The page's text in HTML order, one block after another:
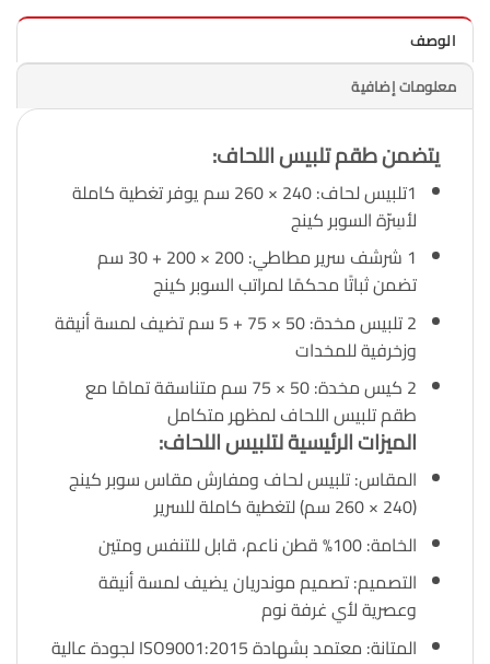
الوصف
معلومات إضافية
يتضمن طقم تلبيس اللحاف:
1تلبيس لحاف: 240 × 260 سم يوفر تغطية كاملة
لأسِرّة السوبر كينج
1 شرشف سرير مطاطي: 200 × 200 + 30 سم
تضمن ثباتًا محكمًا لمراتب السوبر كينج
2 تلبيس مخدة: 50 × 75 + 5 سم تضيف لمسة أنيقة
وزخرفية للمخدات
2 كيس مخدة: 50 × 75 سم متناسقة تمامًا مع
طقم تلبيس اللحاف لمظهر متكامل
الميزات الرئيسية لتلبيس اللحاف:
المقاس: تلبيس لحاف ومفارش مقاس سوبر كينج
(240 × 260 سم) لتغطية كاملة للسرير
الخامة: 100% قطن ناعم، قابل للتنفس ومتين
التصميم: تصميم موندريان يضيف لمسة أنيقة
وعصرية لأي غرفة نوم
المتانة: معتمد بشهادة ISO9001:2015 لجودة عالية